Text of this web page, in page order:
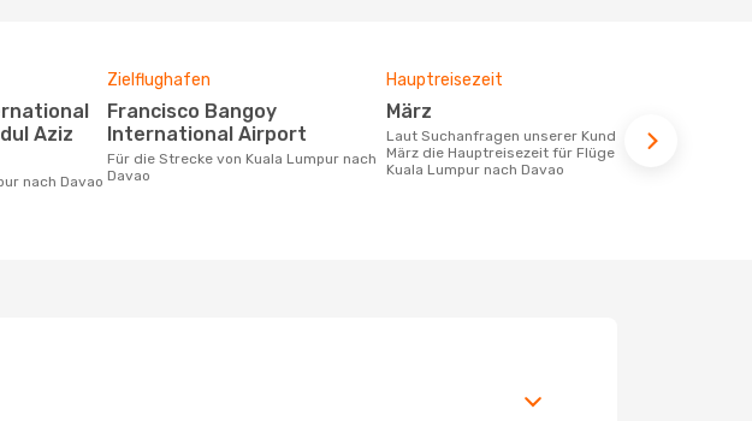
Aziz
nach Davao
Zielflughafen
Francisco Bangoy
International Airport
Für die Strecke von Kuala Lumpur nach
Davao
Hauptreisezeit
März
Laut Suchanfragen unserer Kunden ist
März die Hauptreisezeit für Flüge von
Kuala Lumpur nach Davao